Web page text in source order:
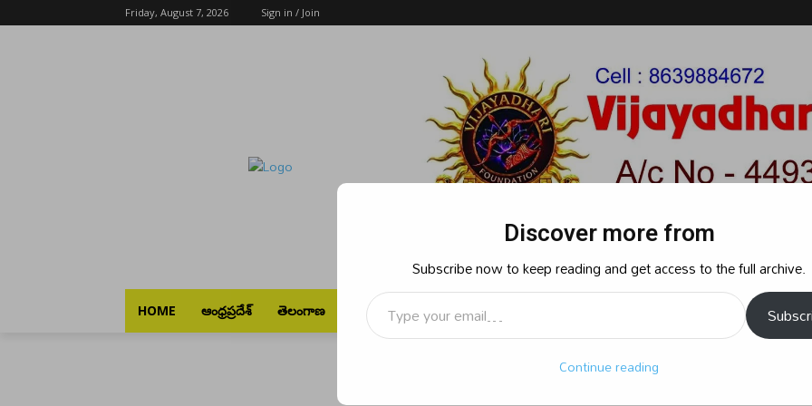
Friday, August 7, 2026 Sign in / Join
HOME ఆంధ్రప్రదేశ్ తెలంగాణ భారత్ రాజకీయం క్రైమ్ బిజినెస్
Discover more from
Subscribe now to keep reading and get access to the full archive.
Type your email…
Continue reading